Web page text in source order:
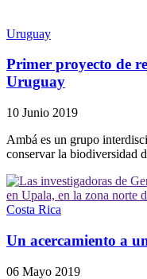
Uruguay
Primer proyecto de
Uruguay
10 Junio 2019
Ambá es un grupo
conservar la biodiversidad
Costa Rica
Un acercamiento a
06 Mayo 2019